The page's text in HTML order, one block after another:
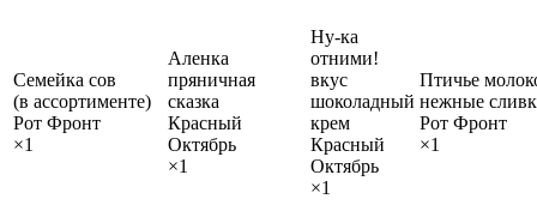
Семейка сов
(в ассортименте)
Рот Фронт
×1
Аленка
пряничная
сказка
Красный
Октябрь
×1
Ну-ка
отними!
вкус
шоколадный
крем
Красный
Октябрь
×1
Птичье
нежные
Рот Фронт
×1